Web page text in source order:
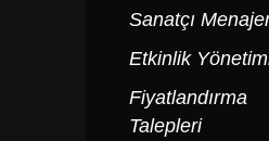
Sanatçı
Etkinlik
Talepleri